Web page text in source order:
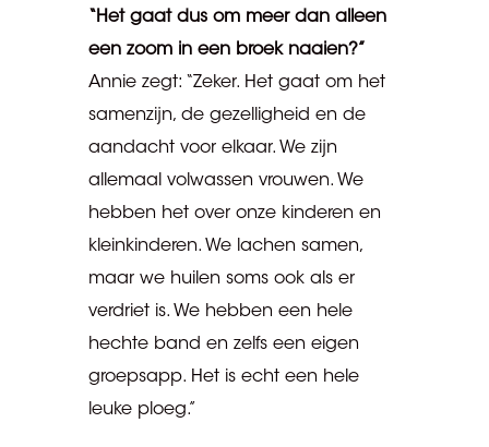
“Het gaat dus om meer dan alleen
een zoom in een broek naaien?”
Annie zegt: “Zeker. Het gaat om het
samenzijn, de gezelligheid en de
aandacht voor elkaar. We zijn
allemaal volwassen vrouwen. We
hebben het over onze kinderen en
kleinkinderen. We lachen samen,
maar we huilen soms ook als er
verdriet is. We hebben een hele
hechte band en zelfs een eigen
groepsapp. Het is echt een hele
leuke ploeg.”